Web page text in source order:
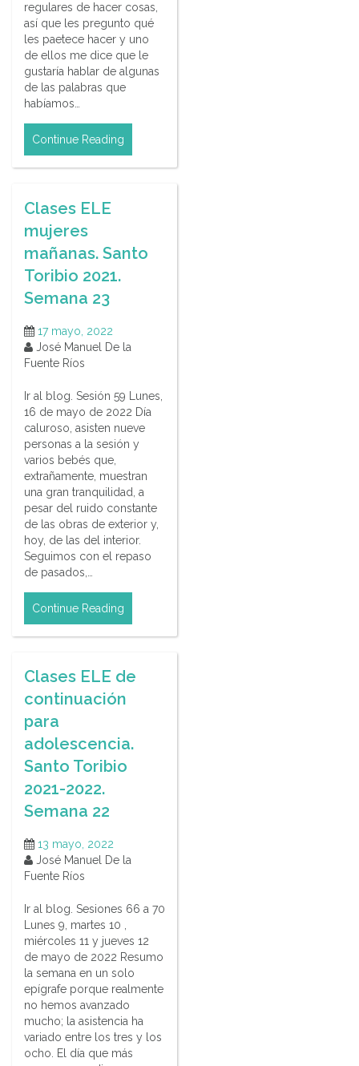
regulares de hacer cosas,
así que les pregunto qué
les paetece hacer y uno
de ellos me dice que le
gustaría hablar de algunas
de las palabras que
habíamos…
Continue Reading
Clases ELE
mujeres
mañanas. Santo
Toribio 2021.
Semana 23
17 mayo, 2022
José Manuel De la
Fuente Ríos
Ir al blog. Sesión 59 Lunes,
16 de mayo de 2022 Día
caluroso, asisten nueve
personas a la sesión y
varios bebés que,
extrañamente, muestran
una gran tranquilidad, a
pesar del ruido constante
de las obras de exterior y,
hoy, de las del interior.
Seguimos con el repaso
de pasados,…
Continue Reading
Clases ELE de
continuación
para
adolescencia.
Santo Toribio
2021-2022.
Semana 22
13 mayo, 2022
José Manuel De la
Fuente Ríos
Ir al blog. Sesiones 66 a 70
Lunes 9, martes 10 ,
miércoles 11 y jueves 12
de mayo de 2022 Resumo
la semana en un solo
epígrafe porque realmente
no hemos avanzado
mucho; la asistencia ha
variado entre los tres y los
ocho. El día que más